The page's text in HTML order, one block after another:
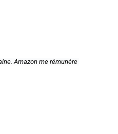
Amazon me rémunère